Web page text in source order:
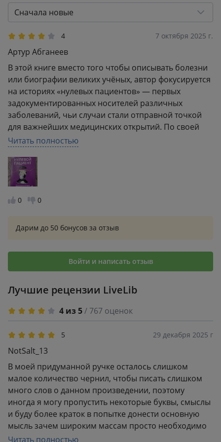
2
0
1
Сначала новые
4 7 октября 2025 г.
Артур Абганеев
В этой книге вместо того чтобы описывать болезни
или биографии великих учёных, автор фокусируется
на историях «нулевых пациентов» — первых
задокументированных носителей различных
заболеваний, чьи случаи стали отправной точкой
для важнейших медицинских открытий. По своей
структуре книга представляет собой сборник новелл
или исторических очерков. Каждая глава посвящена
конкретному заболеванию (например, холере,
СПИДу, брюшному тифу, Эболе) и его первому
известному пациенту. Книга сочетает в себе
научную достоверность и элементы
Читать полностью
0 0
Дарим до 50 бонусов за отзыв
Войти и написать отзыв
Лучшие рецензии LiveLib
4 из 5/ 767 оценок
5 29 декабря 2025 г
NotSalt_13
В моей придуманной ручке осталось слишком
малое количество чернил, чтобы писать слишком
много слов о данном произведении, поэтому
иногда я могу пропустить некоторые буквы, смыслы
и буду более краток в попытке донести основную
мысль зачем широким массам просто необходимо
прочесть рекомендуемую книгу, как великолепный
Читать полностью